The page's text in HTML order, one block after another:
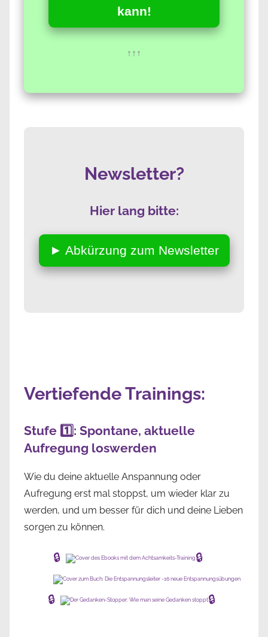
kann!
↑↑↑
Newsletter?
Hier lang bitte:
► Abkürzung zum Newsletter
Vertiefende Trainings:
Stufe 1️⃣: Spontane, aktuelle
Aufregung loswerden
Wie du deine aktuelle Anspannung oder
Aufregung erst mal stoppst, um wieder klar zu
werden, und um besser für dich und deine Lieben
sorgen zu können.
🔒 🔒
🔒 🔒